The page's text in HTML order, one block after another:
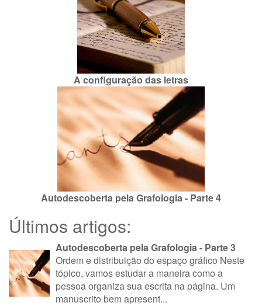
A configuração das letras
Autodescoberta pela Grafologia - Parte 4
Últimos artigos:
Autodescoberta pela Grafologia - Parte 3
Ordem e distribuição do espaço gráfico Neste
tópico, vamos estudar a maneira como a
pessoa organiza sua escrita na página. Um
manuscrito bem apresent...